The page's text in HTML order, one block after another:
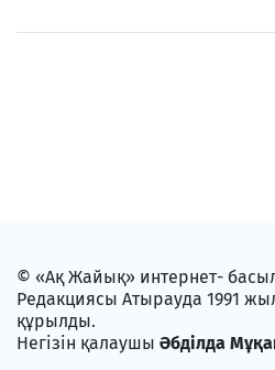
© «Ақ Жайық» интернет-
Редакциясы Атырауда 1991
құрылды.
Негізін қалаушы Әбділда